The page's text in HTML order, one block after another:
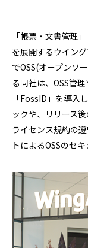
「帳票・文書管理
を展開するウイン
でOSS(オープンソ
る同社は、OSS管
「FossID」を導入
ックや、リリース
ライセンス規約の
トによるOSSのセ